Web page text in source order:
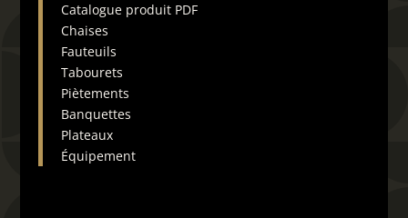
Catalogue produit PDF
Chaises
Fauteuils
Tabourets
Piètements
Banquettes
Plateaux
Équipement